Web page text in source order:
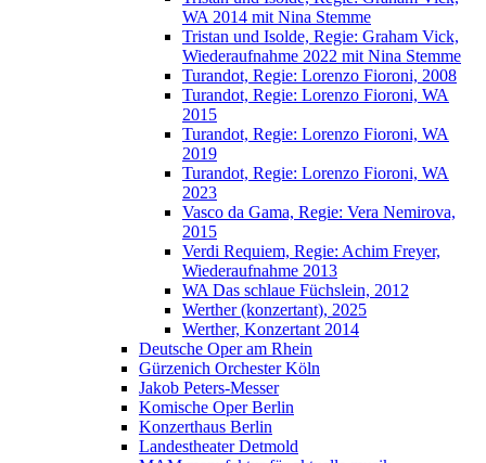
WA 2014 mit Nina Stemme
Tristan und Isolde, Regie: Graham Vick,
Wiederaufnahme 2022 mit Nina Stemme
Turandot, Regie: Lorenzo Fioroni, 2008
Turandot, Regie: Lorenzo Fioroni, WA
2015
Turandot, Regie: Lorenzo Fioroni, WA
2019
Turandot, Regie: Lorenzo Fioroni, WA
2023
Vasco da Gama, Regie: Vera Nemirova,
2015
Verdi Requiem, Regie: Achim Freyer,
Wiederaufnahme 2013
WA Das schlaue Füchslein, 2012
Werther (konzertant), 2025
Werther, Konzertant 2014
Deutsche Oper am Rhein
Gürzenich Orchester Köln
Jakob Peters-Messer
Komische Oper Berlin
Konzerthaus Berlin
Landestheater Detmold